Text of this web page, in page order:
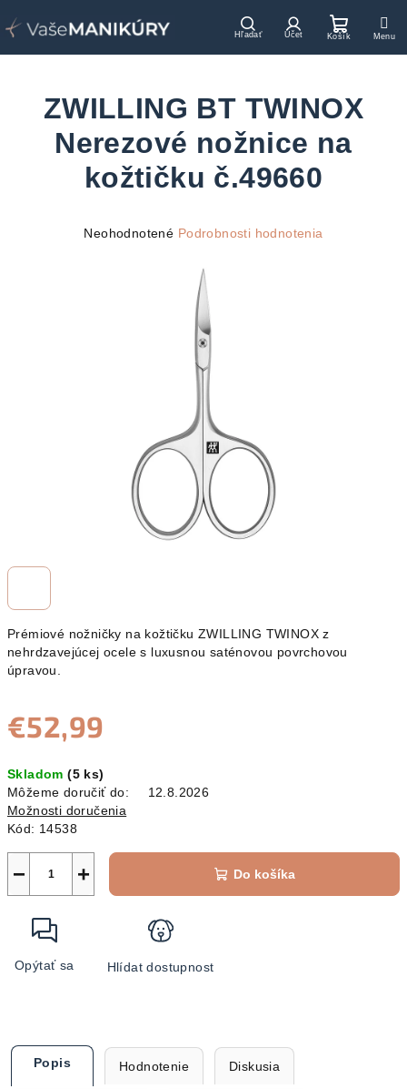
na
HľadaťPrihlásenie
košík
Prémiové nožničky na kožtičku ZWILLING TWINOX z
nehrdzavejúcej ocele s luxusnou saténovou povrchovou
úpravou.
€52,99
cena:
Skladom(5 ks)
Môžeme doručiť do:
12.8.2026
Možnosti doručenia
Kód: 14538
+
− Do košíka
Opýtať sa Hlídat dostupnost
ZWILLING BT TWINOX
Nerezové nožnice na
kožtičku č.49660
Priemerné
Neohodnotené Podrobnosti hodnotenia
Popis Hodnotenie Diskusia